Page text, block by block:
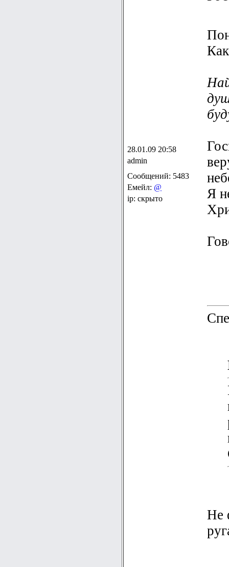
28.01.09 20:58
admin
Сообщений: 5483
Емейл: @
ip: скрыто
Я
Не